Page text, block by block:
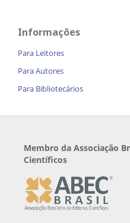
Informações
Para Leitores
Para Autores
Para Bibliotecários
Membro da Associação
Científicos